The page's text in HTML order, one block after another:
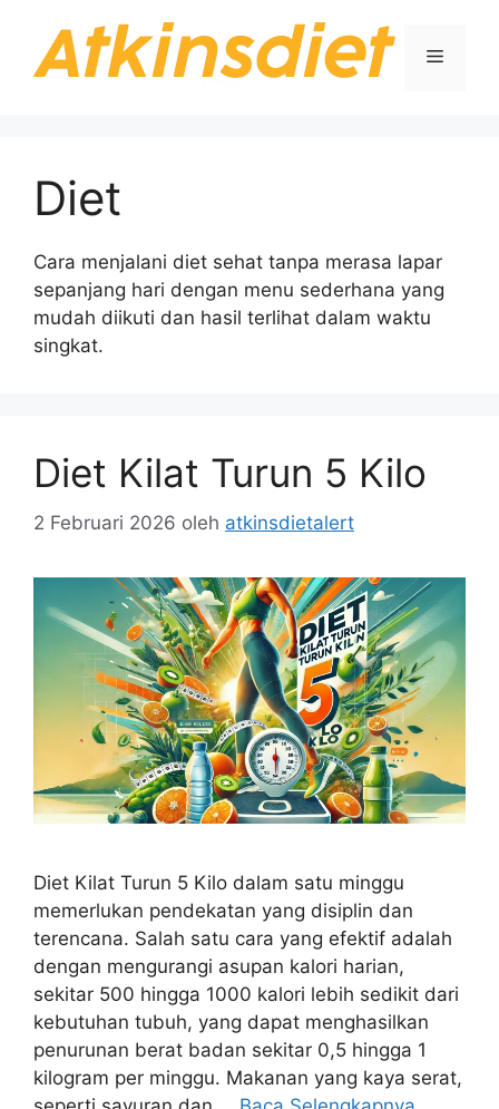
Menu
Diet
Cara menjalani diet sehat tanpa merasa lapar
sepanjang hari dengan menu sederhana yang
mudah diikuti dan hasil terlihat dalam waktu
singkat.
Diet Kilat Turun 5 Kilo
2 Februari 2026 oleh atkinsdietalert
Diet Kilat Turun 5 Kilo dalam satu minggu
memerlukan pendekatan yang disiplin dan
terencana. Salah satu cara yang efektif adalah
dengan mengurangi asupan kalori harian,
sekitar 500 hingga 1000 kalori lebih sedikit dari
kebutuhan tubuh, yang dapat menghasilkan
penurunan berat badan sekitar 0,5 hingga 1
kilogram per minggu. Makanan yang kaya serat,